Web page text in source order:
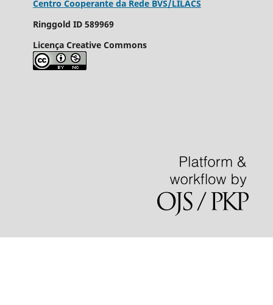
Centro Cooperante da Rede BVS/LILACS
Ringgold ID 589969
Licença Creative Commons